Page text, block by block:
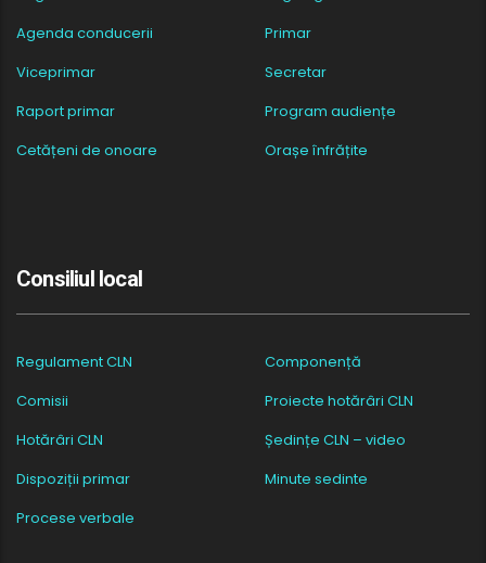
Agenda conducerii
Primar
Viceprimar
Secretar
Raport primar
Program audiențe
Cetățeni de onoare
Orașe înfrățite
Consiliul local
Regulament CLN
Componență
Comisii
Proiecte hotărâri CLN
Hotărâri CLN
Ședințe CLN – video
Dispoziții primar
Minute sedinte
Procese verbale